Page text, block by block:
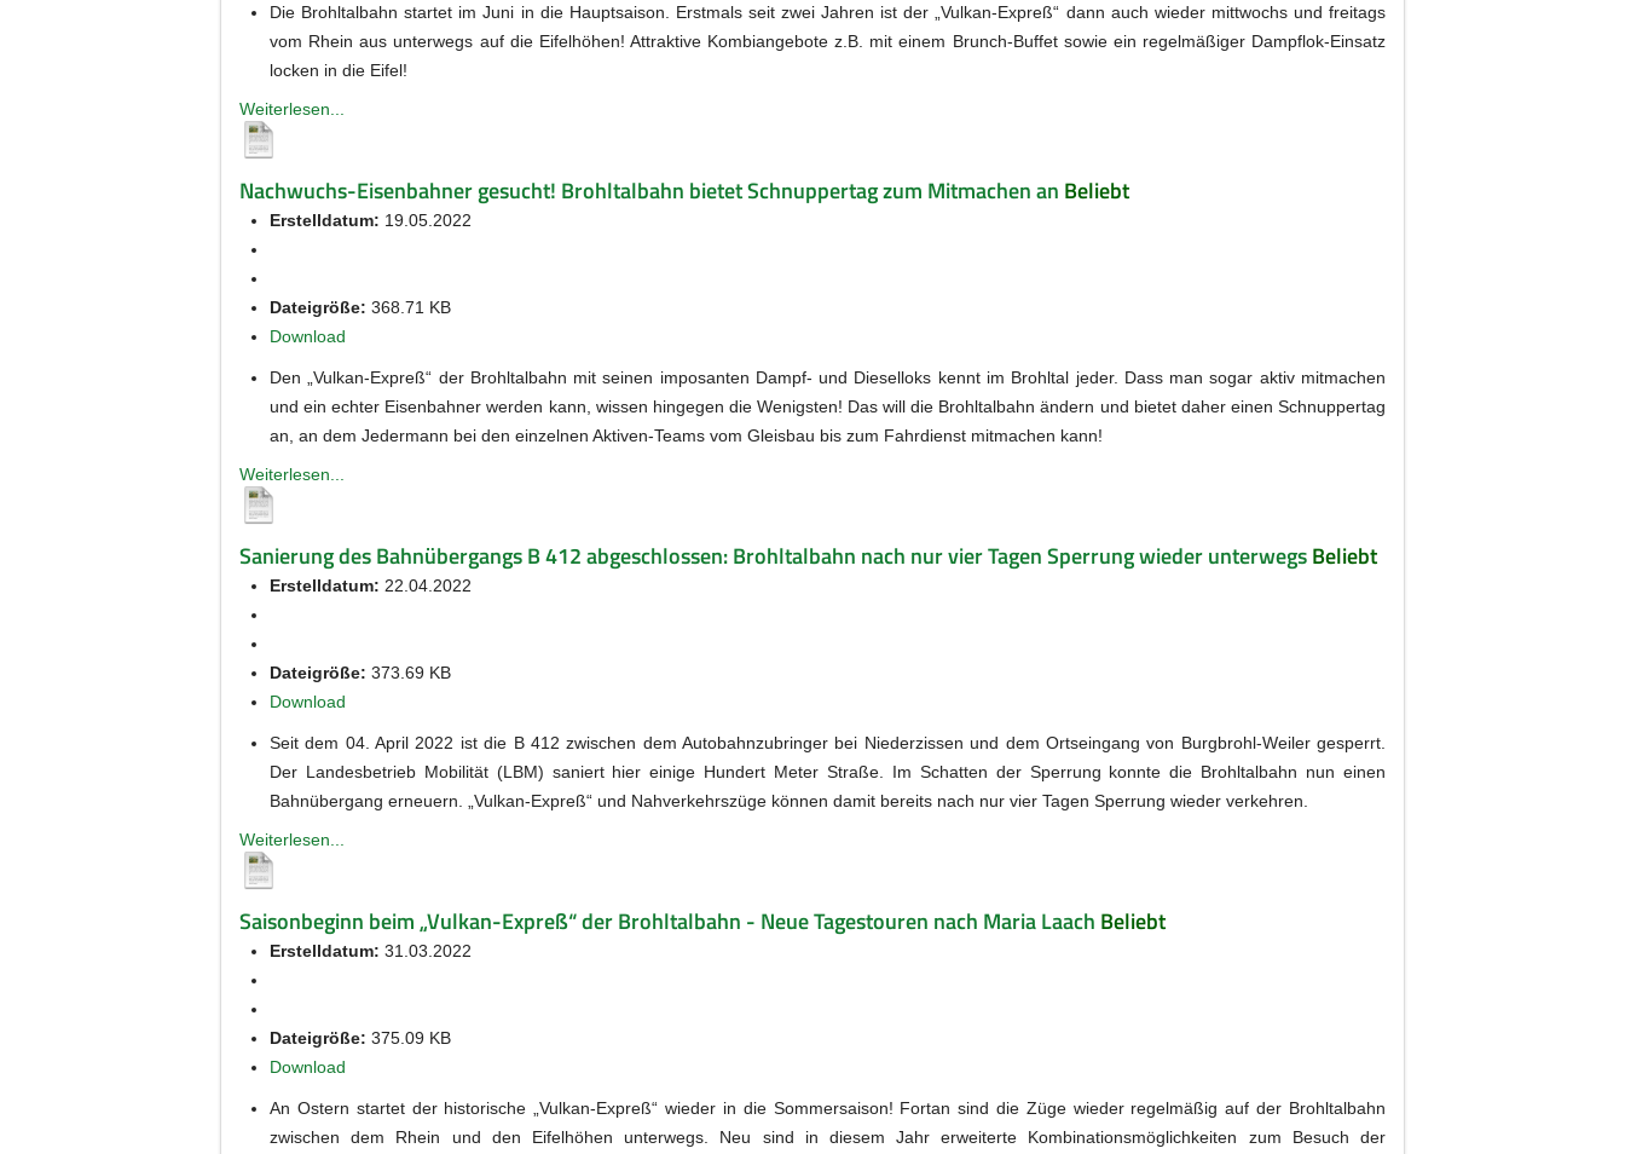
Die Brohltalbahn startet im Juni in die Hauptsaison. Erstmals seit zwei Jahren ist der „Vulkan-Expreß“ dann auch wieder mittwochs und freitags
vom Rhein aus unterwegs auf die Eifelhöhen! Attraktive Kombiangebote z.B. mit einem Brunch-Buffet sowie ein regelmäßiger Dampflok-Einsatz
locken in die Eifel!
Weiterlesen...
Nachwuchs-Eisenbahner gesucht! Brohltalbahn bietet Schnuppertag zum Mitmachen an Beliebt
Erstelldatum: 19.05.2022
Dateigröße: 368.71 KB
Download
Den „Vulkan-Expreß“ der Brohltalbahn mit seinen imposanten Dampf- und Dieselloks kennt im Brohltal jeder. Dass man sogar aktiv mitmachen
und ein echter Eisenbahner werden kann, wissen hingegen die Wenigsten! Das will die Brohltalbahn ändern und bietet daher einen Schnuppertag
an, an dem Jedermann bei den einzelnen Aktiven-Teams vom Gleisbau bis zum Fahrdienst mitmachen kann!
Weiterlesen...
Sanierung des Bahnübergangs B 412 abgeschlossen: Brohltalbahn nach nur vier Tagen Sperrung wieder unterwegsBeliebt
Erstelldatum: 22.04.2022
Dateigröße: 373.69 KB
Download
Seit dem 04. April 2022 ist die B 412 zwischen dem Autobahnzubringer bei Niederzissen und dem Ortseingang von Burgbrohl-Weiler gesperrt.
Der Landesbetrieb Mobilität (LBM) saniert hier einige Hundert Meter Straße. Im Schatten der Sperrung konnte die Brohltalbahn nun einen
Bahnübergang erneuern. „Vulkan-Expreß“ und Nahverkehrszüge können damit bereits nach nur vier Tagen Sperrung wieder verkehren.
Weiterlesen...
Saisonbeginn beim „Vulkan-Expreß“ der Brohltalbahn - Neue Tagestouren nach Maria Laach Beliebt
Erstelldatum: 31.03.2022
Dateigröße: 375.09 KB
Download
An Ostern startet der historische „Vulkan-Expreß“ wieder in die Sommersaison! Fortan sind die Züge wieder regelmäßig auf der Brohltalbahn
zwischen dem Rhein und den Eifelhöhen unterwegs. Neu sind in diesem Jahr erweiterte Kombinationsmöglichkeiten zum Besuch der